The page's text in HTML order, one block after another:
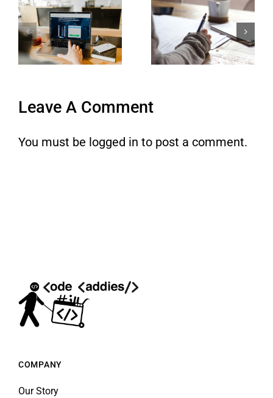
Leave A Comment
You must be logged in to post a comment.
COMPANY
Our Story